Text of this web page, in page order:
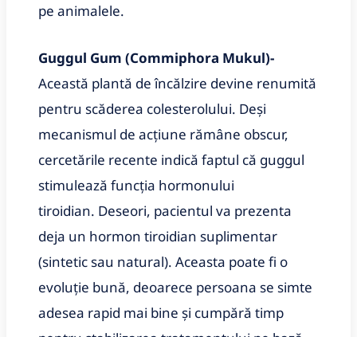
pe animalele.
Guggul Gum (Commiphora Mukul)-
Această plantă de încălzire devine renumită
pentru scăderea colesterolului. Deși
mecanismul de acțiune rămâne obscur,
cercetările recente indică faptul că guggul
stimulează funcția hormonului
tiroidian. Deseori, pacientul va prezenta
deja un hormon tiroidian suplimentar
(sintetic sau natural). Aceasta poate fi o
evoluție bună, deoarece persoana se simte
adesea rapid mai bine și cumpără timp